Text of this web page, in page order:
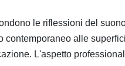
le riflessioni del
contemporaneo alle
L'aspetto